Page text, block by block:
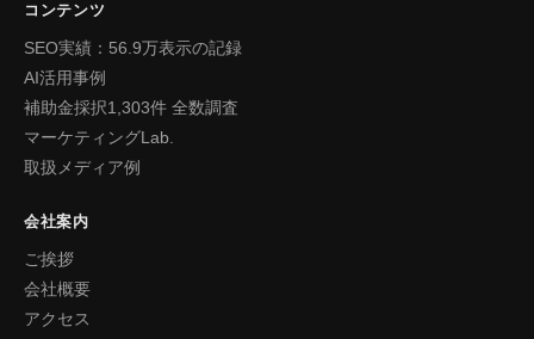
コンテンツ
SEO実績：56.9万表示の記録
AI活用事例
補助金採択1,303件 全数調査
マーケティングLab.
取扱メディア例
会社案内
ご挨拶
会社概要
アクセス